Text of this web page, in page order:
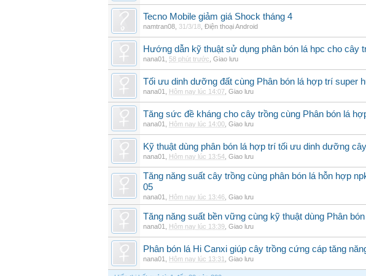
Tecno Mobile giảm giá Shock tháng 4
namtran08 31/3/18 Điện thoại Android
Hướng dẫn kỹ thuật sử dụng phân bón lá hpc cho cây
nana01 58 phút trước Giao lưu
Tối ưu dinh dưỡng đất cùng Phân bón lá hợp trí super
nana01 Hôm nay lúc 14:07 Giao lưu
Tăng sức đề kháng cho cây trồng cùng Phân bón lá
nana01 Hôm nay lúc 14:00 Giao lưu
Kỹ thuật dùng phân bón lá hợp trí tối ưu dinh dưỡng cây
nana01 Hôm nay lúc 13:54 Giao lưu
Tăng năng suất cây trồng cùng phân bón lá hỗn hợp
05
nana01 Hôm nay lúc 13:46 Giao lưu
Tăng năng suất bền vững cùng kỹ thuật dùng Phân
nana01 Hôm nay lúc 13:39 Giao lưu
Phân bón lá Hi Canxi giúp cây trồng cứng cáp tăng
nana01 Hôm nay lúc 13:31 Giao lưu